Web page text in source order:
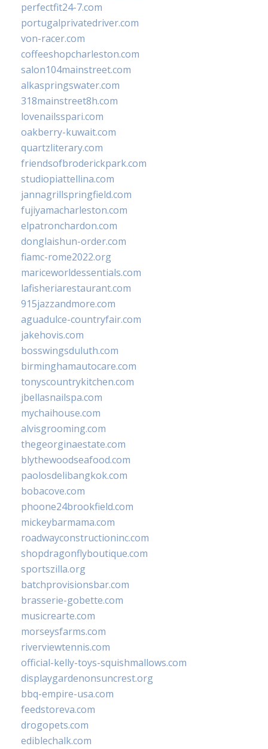
perfectfit24-7.com
portugalprivatedriver.com
von-racer.com
coffeeshopcharleston.com
salon104mainstreet.com
alkaspringswater.com
318mainstreet8h.com
lovenailsspari.com
oakberry-kuwait.com
quartzliterary.com
friendsofbroderickpark.com
studiopiattellina.com
jannagrillspringfield.com
fujiyamacharleston.com
elpatronchardon.com
donglaishun-order.com
fiamc-rome2022.org
mariceworldessentials.com
lafisheriarestaurant.com
915jazzandmore.com
aguadulce-countryfair.com
jakehovis.com
bosswingsduluth.com
birminghamautocare.com
tonyscountrykitchen.com
jbellasnailspa.com
mychaihouse.com
alvisgrooming.com
thegeorginaestate.com
blythewoodseafood.com
paolosdelibangkok.com
bobacove.com
phoone24brookfield.com
mickeybarmama.com
roadwayconstructioninc.com
shopdragonflyboutique.com
sportszilla.org
batchprovisionsbar.com
brasserie-gobette.com
musicrearte.com
morseysfarms.com
riverviewtennis.com
official-kelly-toys-squishmallows.com
displaygardenonsuncrest.org
bbq-empire-usa.com
feedstoreva.com
drogopets.com
ediblechalk.com